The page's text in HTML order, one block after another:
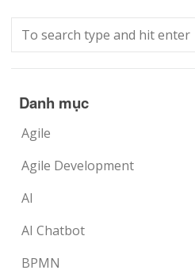
Danh mục
Agile
Agile Development
AI
AI Chatbot
BPMN